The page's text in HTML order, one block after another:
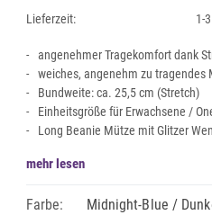
Lieferzeit:
1-
angenehmer Tragekomfort dank
weiches, angenehm zu tragendes
Bundweite: ca. 25,5 cm (Stretch)
Einheitsgröße für Erwachsene /
Long Beanie Mütze mit Glitzer
mehr lesen
Farbe: Midnight-Blue /